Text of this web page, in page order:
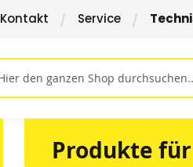
Kontakt Service
Produkte